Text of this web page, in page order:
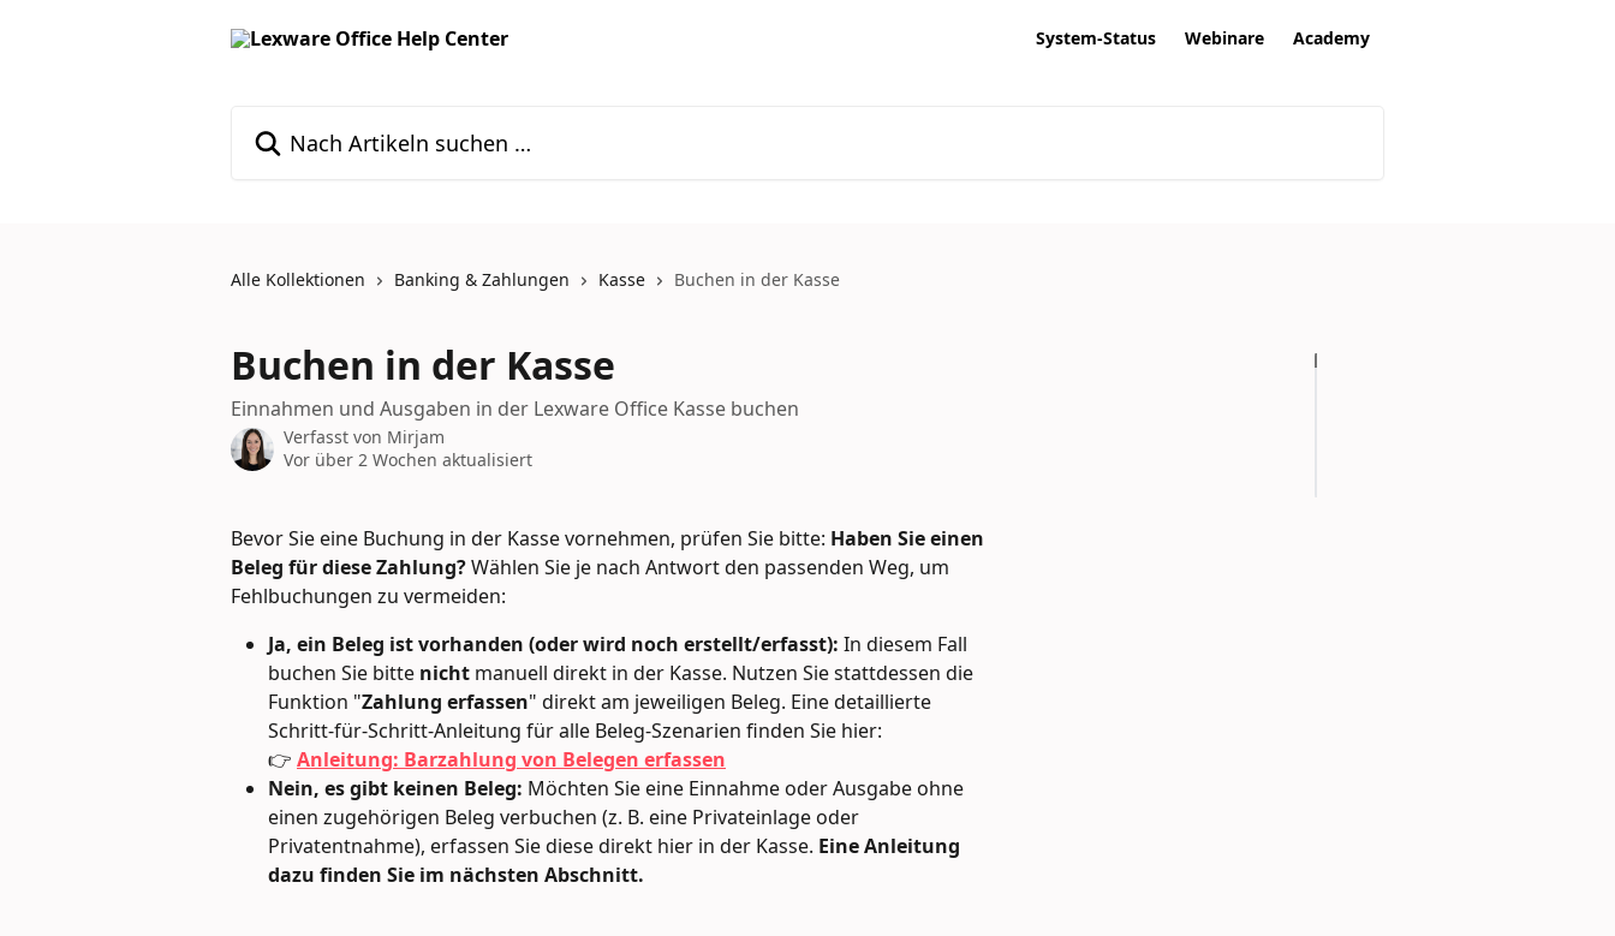
System-Status Webinare Academy
Alle Kollektionen Banking & Zahlungen Kasse Buchen in der Kasse
Buchen in der Kasse
Einnahmen und Ausgaben in der Lexware Office Kasse buchen
Verfasst von Mirjam
Vor über 2 Wochen aktualisiert
Bevor Sie eine Buchung in der Kasse vornehmen, prüfen Sie bitte: Haben Sie einen
Beleg für diese Zahlung? Wählen Sie je nach Antwort den passenden Weg, um
Fehlbuchungen zu vermeiden:
Ja, ein Beleg ist vorhanden (oder wird noch erstellt/erfasst): In diesem Fall
buchen Sie bitte nicht manuell direkt in der Kasse. Nutzen Sie stattdessen die
Funktion "Zahlung erfassen" direkt am jeweiligen Beleg. Eine detaillierte
Schritt-für-Schritt-Anleitung für alle Beleg-Szenarien finden Sie hier:
👉 Anleitung: Barzahlung von Belegen erfassen
Nein, es gibt keinen Beleg: Möchten Sie eine Einnahme oder Ausgabe ohne
einen zugehörigen Beleg verbuchen (z. B. eine Privateinlage oder
Privatentnahme), erfassen Sie diese direkt hier in der Kasse. Eine Anleitung
dazu finden Sie im nächsten Abschnitt.